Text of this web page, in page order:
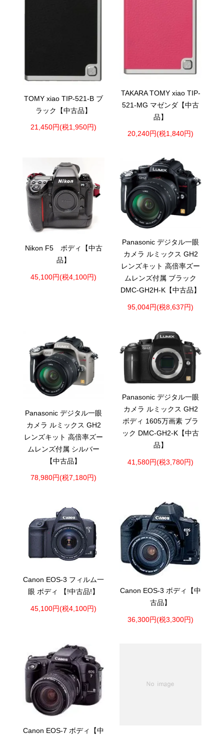
TOMY xiao TIP-521-B ブ
ラック【中古品】
21,450円(税1,950円)
TAKARA TOMY xiao TIP-
521-MG マゼンダ【中古
品】
20,240円(税1,840円)
Nikon F5 ボディ【中古
品】
45,100円(税4,100円)
Panasonic デジタル一眼
カメラ ルミックス GH2
レンズキット 高倍率ズー
ムレンズ付属 ブラック
DMC-GH2H-K【中古品】
95,004円(税8,637円)
Panasonic デジタル一眼
カメラ ルミックス GH2
レンズキット 高倍率ズー
ムレンズ付属 シルバー
【中古品】
78,980円(税7,180円)
Panasonic デジタル一眼
カメラ ルミックス GH2
ボディ 1605万画素 ブラ
ック DMC-GH2-K【中古
品】
41,580円(税3,780円)
Canon EOS-3 フィルム一
眼 ボディ 【!中古品!】
45,100円(税4,100円)
Canon EOS-3 ボディ【中
古品】
36,300円(税3,300円)
Canon EOS-7 ボディ【中